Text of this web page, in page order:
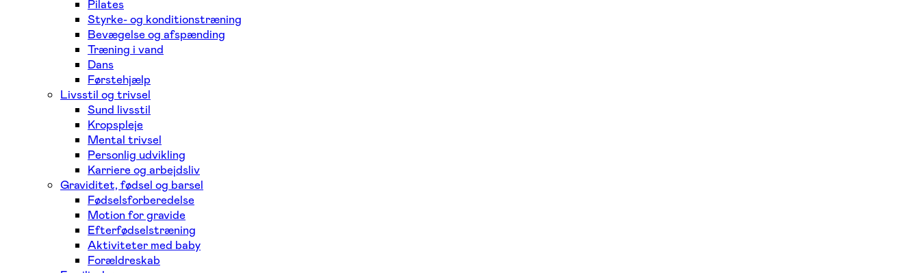
Pilates
Styrke- og konditionstræning
Bevægelse og afspænding
Træning i vand
Dans
Førstehjælp
Livsstil og trivsel
Sund livsstil
Kropspleje
Mental trivsel
Personlig udvikling
Karriere og arbejdsliv
Graviditet, fødsel og barsel
Fødselsforberedelse
Motion for gravide
Efterfødselstræning
Aktiviteter med baby
Forældreskab